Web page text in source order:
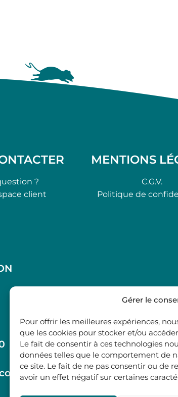
Gérer le
Pour offrir les meilleures expériences,
que les cookies pour stocker et/ou
Le fait de consentir à ces technologies
données telles que le comportement de
ce site. Le fait de ne pas consentir ou de
avoir un effet négatif sur certaines
?
client
MENTIONS
C.G.V.
Politique de